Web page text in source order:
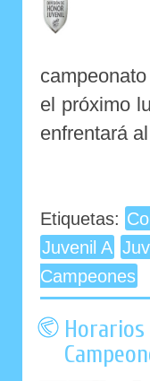
el próximo
enfrentará
Etiquetas:
Juvenil A
Campeones